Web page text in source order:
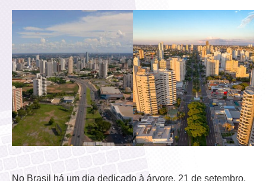
No Brasil há um dia dedicado à árvore, 21 de setembro,